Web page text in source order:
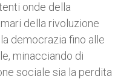
onde della
della rivoluzione
democrazia fino alle
minacciando di
sociale sia la perdita